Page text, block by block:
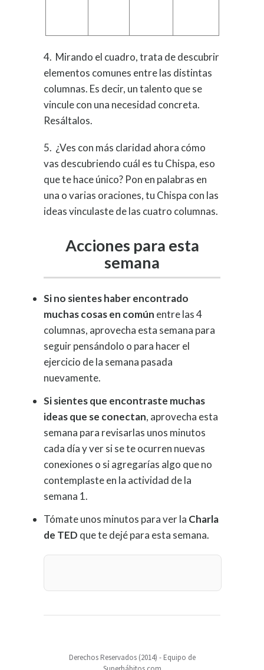
4. Mirando el cuadro, trata de descubrir
elementos comunes entre las distintas
columnas. Es decir, un talento que se
vincule con una necesidad concreta.
Resáltalos.
5. ¿Ves con más claridad ahora cómo
vas descubriendo cuál es tu Chispa, eso
que te hace único? Pon en palabras en
una o varias oraciones, tu Chispa con las
ideas vinculaste de las cuatro columnas.
Acciones para esta
semana
Si no sientes haber encontrado
muchas cosas en común entre las 4
columnas, aprovecha esta semana para
seguir pensándolo o para hacer el
ejercicio de la semana pasada
nuevamente.
Si sientes que encontraste muchas
ideas que se conectan, aprovecha esta
semana para revisarlas unos minutos
cada día y ver si se te ocurren nuevas
conexiones o si agregarías algo que no
contemplaste en la actividad de la
semana 1.
Tómate unos minutos para ver la Charla
de TED que te dejé para esta semana.
Derechos Reservados (2014) - Equipo de